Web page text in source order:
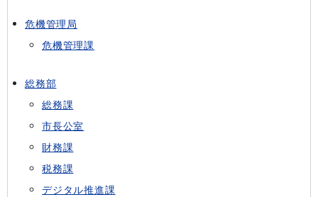
危機管理局
危機管理課
総務部
総務課
市長公室
財務課
税務課
デジタル推進課